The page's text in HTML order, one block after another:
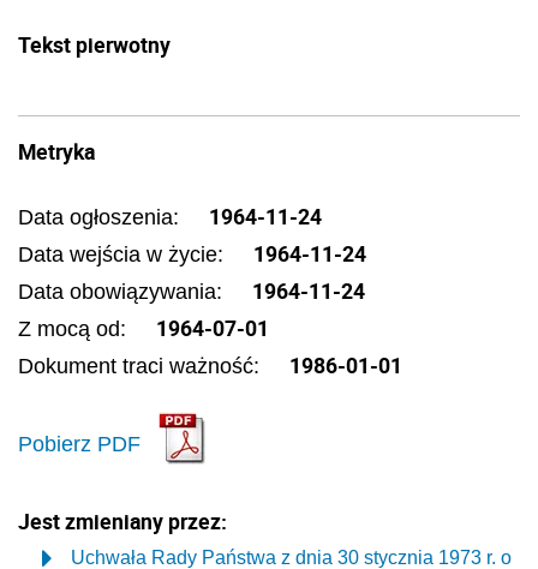
Tekst pierwotny
Metryka
Data ogłoszenia: 1964-11-24
Data wejścia w życie: 1964-11-24
Data obowiązywania: 1964-11-24
Z mocą od: 1964-07-01
Dokument traci ważność: 1986-01-01
Pobierz PDF
Jest zmieniany przez:
Uchwała Rady Państwa z dnia 30 stycznia 1973 r. o